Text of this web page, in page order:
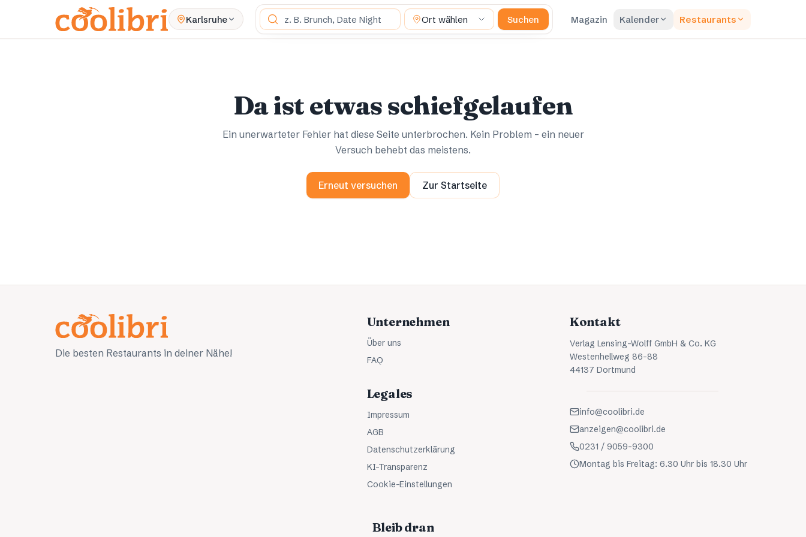
Zum Hauptinhalt springen
Karlsruhe Was suchst du? Ort wählen Suchen Magazin Kalender Restaurants
Da ist etwas schiefgelaufen
Ein unerwarteter Fehler hat diese Seite unterbrochen. Kein Problem – ein neuer
Versuch behebt das meistens.
Erneut versuchen Zur Startseite
Die besten Restaurants in deiner Nähe!
Unternehmen
Über uns
FAQ
Legales
Impressum
AGB
Datenschutzerklärung
KI-Transparenz
Cookie-Einstellungen
Kontakt
Verlag Lensing-Wolff GmbH & Co. KG
Westenhellweg 86-88
44137 Dortmund
info@coolibri.de
anzeigen@coolibri.de
0231 / 9059-9300
Montag bis Freitag: 6.30 Uhr bis 18.30 Uhr
Bleib dran